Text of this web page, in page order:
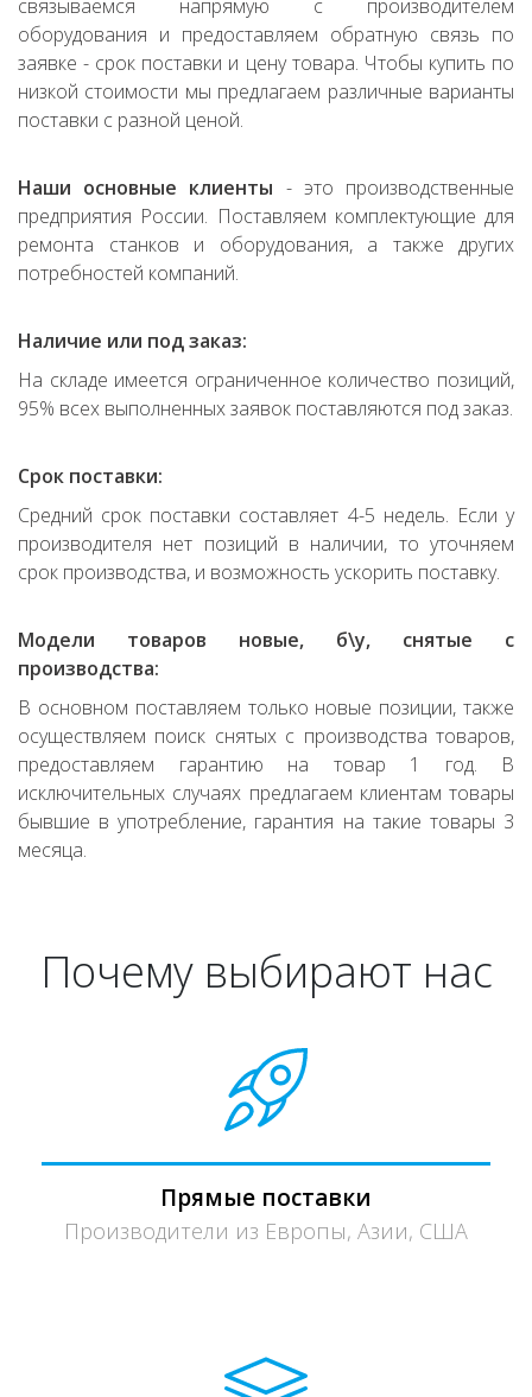
связываемся напрямую с производителем
оборудования и предоставляем обратную связь по
заявке - срок поставки и цену товара. Чтобы купить по
низкой стоимости мы предлагаем различные варианты
поставки с разной ценой.
Наши основные клиенты - это производственные
предприятия России. Поставляем комплектующие для
ремонта станков и оборудования, а также других
потребностей компаний.
Наличие или под заказ:
На складе имеется ограниченное количество позиций,
95% всех выполненных заявок поставляются под заказ.
Срок поставки:
Средний срок поставки составляет 4-5 недель. Если у
производителя нет позиций в наличии, то уточняем
срок производства, и возможность ускорить поставку.
Модели товаров новые, б\у, снятые с
производства:
В основном поставляем только новые позиции, также
осуществляем поиск снятых с производства товаров,
предоставляем гарантию на товар 1 год. В
исключительных случаях предлагаем клиентам товары
бывшие в употребление, гарантия на такие товары 3
месяца.
Почему выбирают нас
Прямые поставки
Производители из Европы, Азии, США